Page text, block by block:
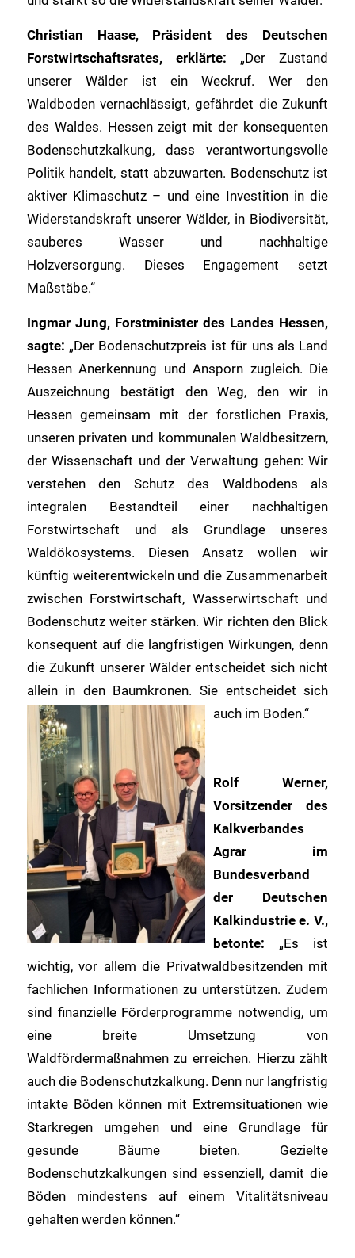
Christian Haase, Präsident des Deutschen
Forstwirtschaftsrates, erklärte: „Der Zustand
unserer Wälder ist ein Weckruf. Wer den
Waldboden vernachlässigt, gefährdet die Zukunft
des Waldes. Hessen zeigt mit der konsequenten
Bodenschutzkalkung, dass verantwortungsvolle
Politik handelt, statt abzuwarten. Bodenschutz ist
aktiver Klimaschutz – und eine Investition in die
Widerstandskraft unserer Wälder, in Biodiversität,
sauberes Wasser und nachhaltige
Holzversorgung. Dieses Engagement setzt
Maßstäbe.“
Ingmar Jung, Forstminister des Landes Hessen,
sagte: „Der Bodenschutzpreis ist für uns als Land
Hessen Anerkennung und Ansporn zugleich. Die
Auszeichnung bestätigt den Weg, den wir in
Hessen gemeinsam mit der forstlichen Praxis,
unseren privaten und kommunalen Waldbesitzern,
der Wissenschaft und der Verwaltung gehen: Wir
verstehen den Schutz des Waldbodens als
integralen Bestandteil einer nachhaltigen
Forstwirtschaft und als Grundlage unseres
Waldökosystems. Diesen Ansatz wollen wir
künftig weiterentwickeln und die Zusammenarbeit
zwischen Forstwirtschaft, Wasserwirtschaft und
Bodenschutz weiter stärken. Wir richten den Blick
konsequent auf die langfristigen Wirkungen, denn
die Zukunft unserer Wälder entscheidet sich nicht
allein in den Baumkronen. Sie entscheidet sich
auch im Boden.“
Rolf Werner,
Vorsitzender des
Kalkverbandes
Agrar im
Bundesverband
der Deutschen
Kalkindustrie e. V.,
betonte: „Es ist
wichtig, vor allem die Privatwaldbesitzenden mit
fachlichen Informationen zu unterstützen. Zudem
sind finanzielle Förderprogramme notwendig, um
eine breite Umsetzung von
Waldfördermaßnahmen zu erreichen. Hierzu zählt
auch die Bodenschutzkalkung. Denn nur langfristig
intakte Böden können mit Extremsituationen wie
Starkregen umgehen und eine Grundlage für
gesunde Bäume bieten. Gezielte
Bodenschutzkalkungen sind essenziell, damit die
Böden mindestens auf einem Vitalitätsniveau
gehalten werden können.“